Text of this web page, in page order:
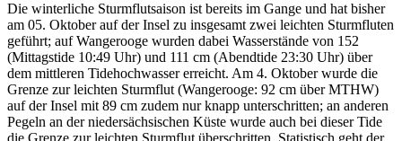
Die winterliche Sturmflutsaison ist bereits im Gange und hat bisher
am 05. Oktober auf der Insel zu insgesamt zwei leichten Sturmfluten
geführt; auf Wangerooge wurden dabei Wasserstände von 152
(Mittagstide 10:49 Uhr) und 111 cm (Abendtide 23:30 Uhr) über
dem mittleren Tidehochwasser erreicht. Am 4. Oktober wurde die
Grenze zur leichten Sturmflut (Wangerooge: 92 cm über MTHW)
auf der Insel mit 89 cm zudem nur knapp unterschritten; an anderen
Pegeln an der niedersächsischen Küste wurde auch bei dieser Tide
die Grenze zur leichten Sturmflut überschritten. Statistisch geht der